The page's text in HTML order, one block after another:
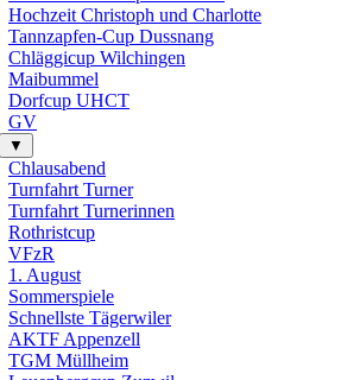
Hochzeit Christoph und Charlotte
Tannzapfen-Cup Dussnang
Chläggicup Wilchingen
Maibummel
Dorfcup UHCT
GV
▼
Chlausabend
Turnfahrt Turner
Turnfahrt Turnerinnen
Rothristcup
VFzR
1. August
Sommerspiele
Schnellste Tägerwiler
AKTF Appenzell
TGM Müllheim